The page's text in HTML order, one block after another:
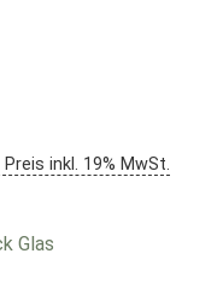
II Preis inkl. 19% MwSt.
Glas